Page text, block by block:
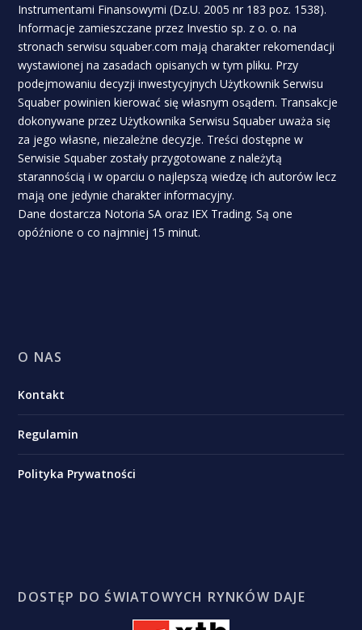
Instrumentami Finansowymi (Dz.U. 2005 nr 183 poz. 1538).
Informacje zamieszczane przez Investio sp. z o. o. na
stronach serwisu squaber.com mają charakter rekomendacji
wystawionej na zasadach opisanych w tym pliku. Przy
podejmowaniu decyzji inwestycyjnych Użytkownik Serwisu
Squaber powinien kierować się własnym osądem. Transakcje
dokonywane przez Użytkownika Serwisu Squaber uważa się
za jego własne, niezależne decyzje. Treści dostępne w
Serwisie Squaber zostały przygotowane z należytą
starannością i w oparciu o najlepszą wiedzę ich autorów lecz
mają one jedynie charakter informacyjny.
Dane dostarcza Notoria SA oraz IEX Trading. Są one
opóźnione o co najmniej 15 minut.
O NAS
Kontakt
Regulamin
Polityka Prywatności
DOSTĘP DO ŚWIATOWYCH RYNKÓW DAJE